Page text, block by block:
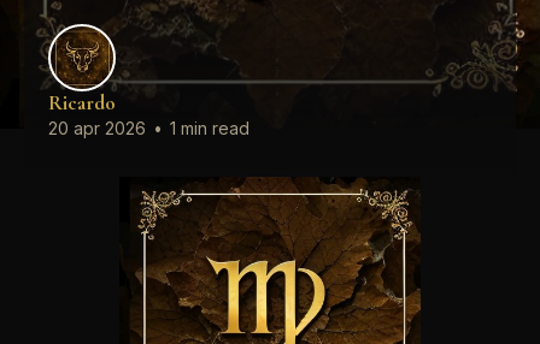
Ricardo
20 apr 2026 • 1 min read